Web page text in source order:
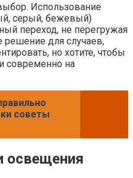
Использование
серый, бежевый)
переход, не перегружая
решение для случаев,
но хотите, чтобы
современно на
советы
освещения